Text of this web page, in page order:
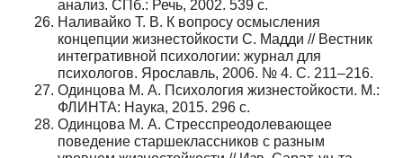
анализ. СПб.: Речь, 2002. 539 с.
Наливайко Т. В. К вопросу осмысления
концепции жизнестойкости С. Мадди // Вестник
интегративной психологии: журнал для
психологов. Ярославль, 2006. № 4. С. 211–216.
Одинцова М. А. Психология жизнестойкости. М.:
ФЛИНТА: Наука, 2015. 296 с.
Одинцова М. А. Стресспреодолевающее
поведение старшеклассников с разным